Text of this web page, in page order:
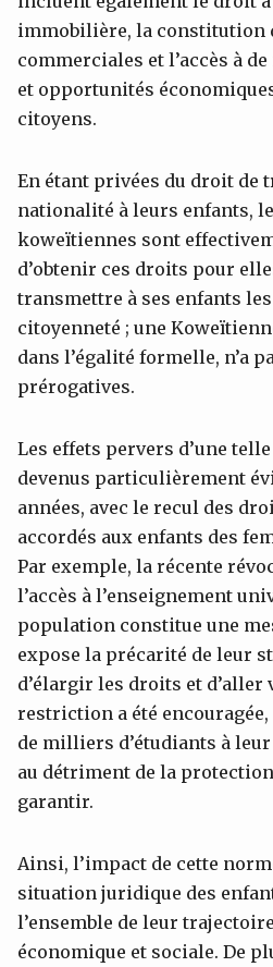
immobilière, la constitution
commerciales et l’accès à
et opportunités
citoyens.
En étant privées du droit de
nationalité à leurs enfants,
koweïtiennes sont
d’obtenir ces droits pour
transmettre à ses enfants
citoyenneté ; une
dans l’égalité formelle, n’a
prérogatives.
Les effets pervers d’une
devenus particulièrement
années, avec le recul des
accordés aux enfants des
Par exemple, la récente
l’accès à l’enseignement
population constitue une
expose la précarité de leur
d’élargir les droits et d’aller
restriction a été
de milliers d’étudiants à
au détriment de la
garantir.
Ainsi, l’impact de cette
situation juridique des
l’ensemble de leur
économique et sociale. De